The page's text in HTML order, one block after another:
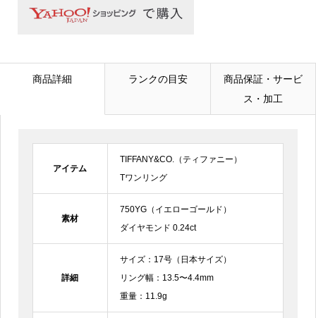
お問合せ内容 必須
商品詳細 ランクの目安
商品保証・サービ
ス・加工
アイテム
TIFFANY&CO.（ティファニー）
Tワンリング
素材
750YG（イエローゴールド）
ダイヤモンド 0.24ct
詳細
サイズ：17号（日本サイズ）
リング幅：13.5〜4.4mm
重量：11.9g